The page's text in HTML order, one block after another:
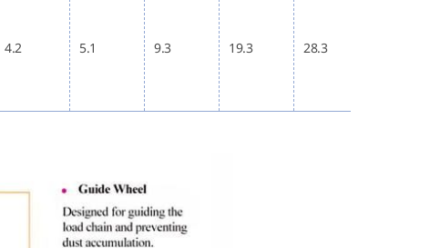
4.2 5.1 9.3 19.3 28.3